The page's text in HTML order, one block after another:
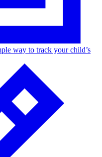
way to track your child’s